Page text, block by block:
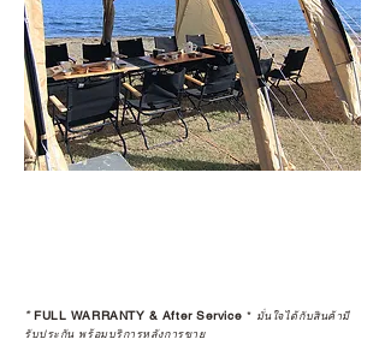
*FULL WARRANTY & After Service * มั่นใจได้กับสินค้ามี
รับประกัน พร้อมบริการหลังการขาย